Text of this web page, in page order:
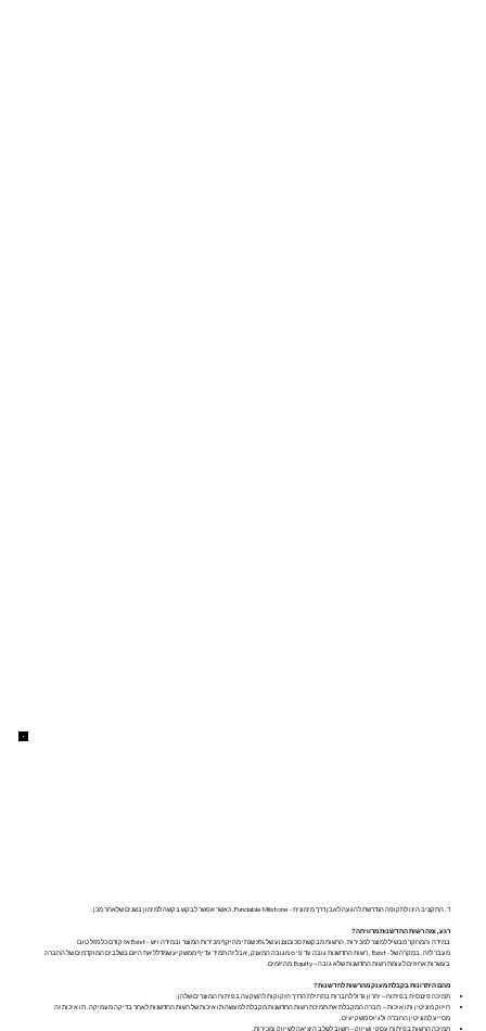
ד. התקציב הינו לתקופה הנדרשת להגעה לאבן דרך מימונית - Fundable Milstone, כאשר אפשר לבקש בקשה למימון בשנים שלאחר מכן.
רגע, ומה רשות החדשנות מרוויחה?
במידה והמחקר מבשיל למוצר למכירות, הרשות מבקשת סכום צנוע של 3% שנתי מהיקף מכירות המוצר ובמידה ויש - Exist אז קודם כל מזל טוב!
מעבר לזה, במקרה של - Exist , רשות החדשנות גובה עד פי 6 מגובה המענק, אבל זה תמיד עדיף ממשקיע שמדלל את היזם בשלבים המוקדמים של החברה
בעשרות אחוזים לעומת רשות החדשנות שלא גובה – Equity מהיזמים.
מהם היתרונות בקבלת מענק מהרשות לחדשנות?
תמיכה פיננסית בפיתוח – יתרון גדול לחברות בתחילת הדרך הזקוקות להשקעה בפיתוח המוצרים שלהן.
חיזוק מוניטין ותו איכות – חברה המקבלת את תמיכת רשות החדשנות מקבלת למעשה תו איכות של רשות החדשנות לאחר בדיקה מעמיקה. תו איכות זה
מסייע למוניטין החברה ולגיוס משקיעים.
תמיכה הרשות בפיתוח עסקי ושיווק – חשוב לשלב היציאה לשיווק ומכירות.